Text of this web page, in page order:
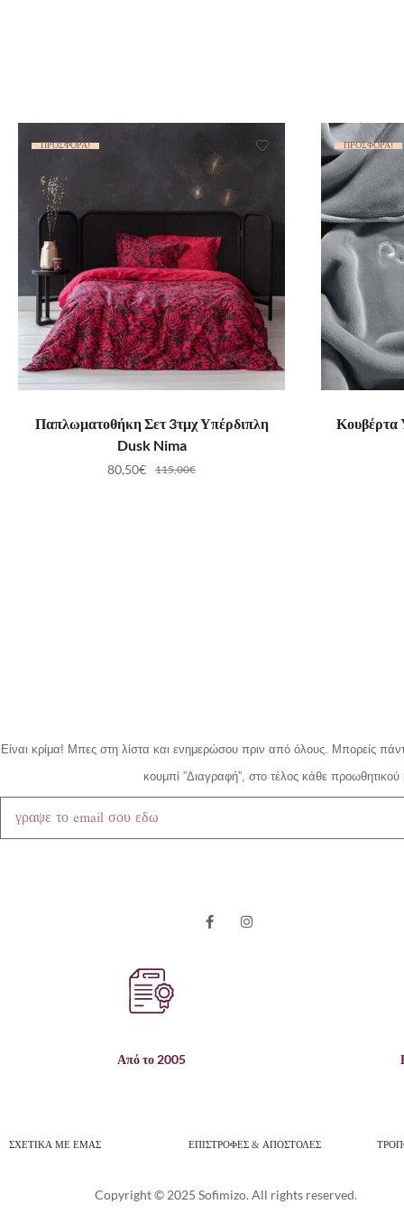
ΠΡΟΣΦΟΡΆ!
ΠΡΟΣΘΉΚΗ ΣΤΟ ΚΑΛΆΘΙ
Παπλωματοθήκη Σετ 3τμχ Υπέρδιπλη
Dusk Nima
115,00€
80,50€
ΠΡΟΣΦΟΡΆ!
Κουβέρτα
Είναι κρίμα! Μπες στη λίστα και ενημερώσου πριν από όλους. Μπορείς
κουμπί ”Διαγραφή”, στο τέλος κάθε
Από το 2005
ΣΧΕΤΙΚΑ ΜΕ ΕΜΑΣ ΕΠΙΣΤΡΟΦΕΣ & ΑΠΟΣΤΟΛΕΣ
Copyright © 2025 Sofimizo. All rights reserved.